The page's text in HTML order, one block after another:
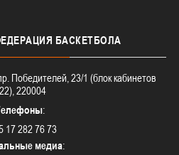
БАСКЕТБОЛА
Победителей, 23/1 (блок кабинетов
220004
:
17 282 76 73
медиа: